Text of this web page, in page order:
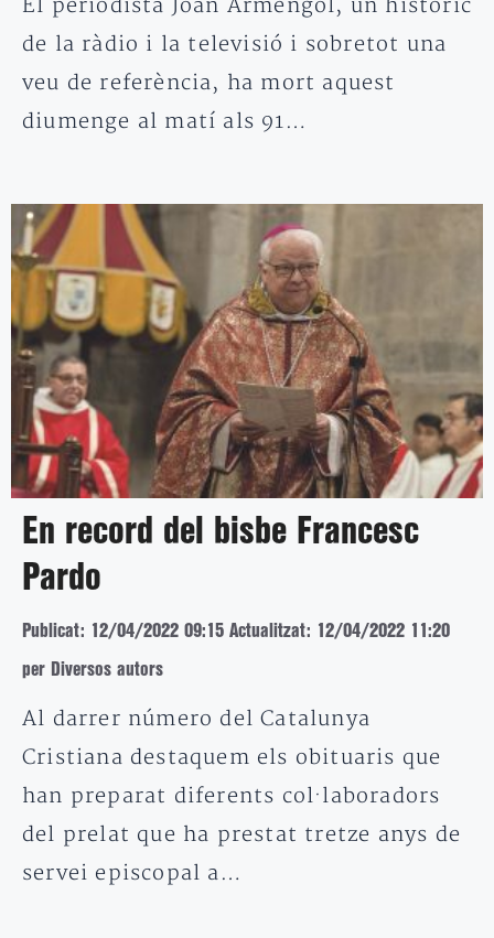
El periodista Joan Armengol, un històric
de la ràdio i la televisió i sobretot una
veu de referència, ha mort aquest
diumenge al matí als 91…
En record del bisbe Francesc
Pardo
Publicat: 12/04/2022 09:15 Actualitzat: 12/04/2022 11:20
per Diversos autors
Al darrer número del Catalunya
Cristiana destaquem els obituaris que
han preparat diferents col·laboradors
del prelat que ha prestat tretze anys de
servei episcopal a…